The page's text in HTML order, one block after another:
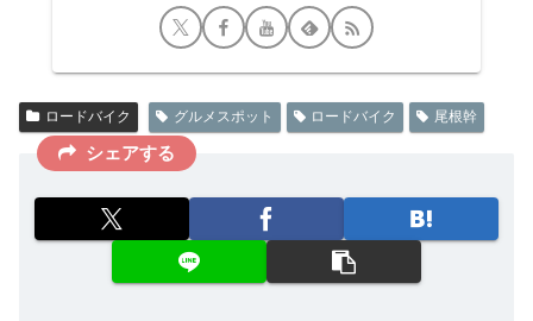
ロードバイク グルメスポット ロードバイク 尾根幹
シェアする